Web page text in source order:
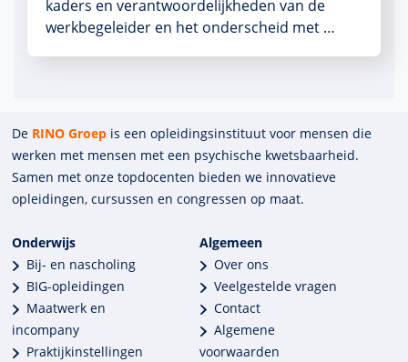
kaders en verantwoordelijkheden van de
werkbegeleider en het onderscheid met …
De RINO Groep is een opleidings­insti­tuut voor mensen die
werken met mensen met een psychische kwets­baar­heid.
Samen met onze top­docenten bieden we innova­tieve
opleidingen, cursussen en congres­sen op maat.
Onderwijs
Bij- en nascholing
BIG-opleidingen
Maatwerk en
incompany
Praktijkinstellingen
Algemeen
Over ons
Veelgestelde vragen
Contact
Algemene
voorwaarden